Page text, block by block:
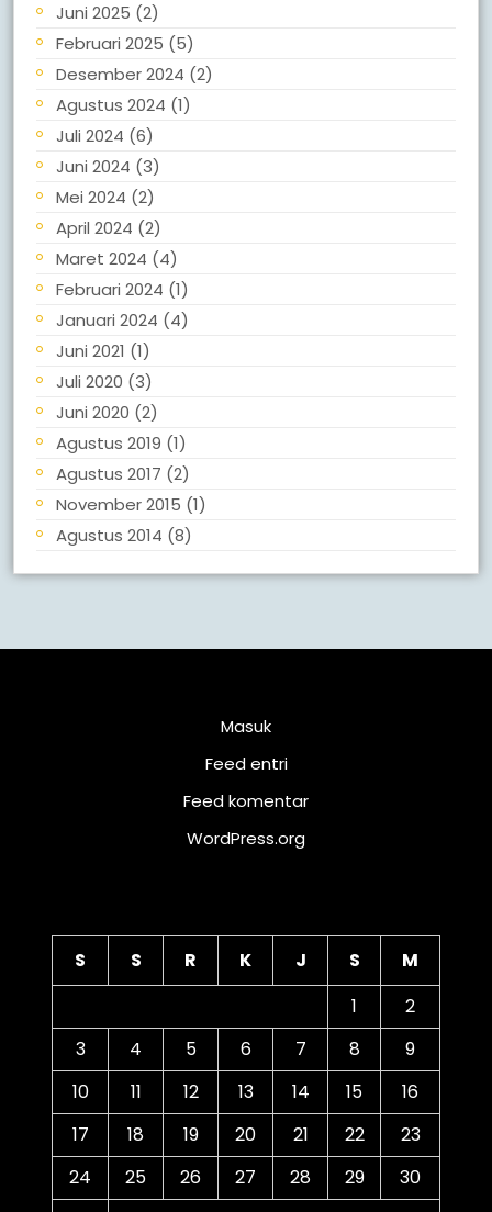
Juni 2025 (2)
Februari 2025 (5)
Desember 2024 (2)
Agustus 2024 (1)
Juli 2024 (6)
Juni 2024 (3)
Mei 2024 (2)
April 2024 (2)
Maret 2024 (4)
Februari 2024 (1)
Januari 2024 (4)
Juni 2021 (1)
Juli 2020 (3)
Juni 2020 (2)
Agustus 2019 (1)
Agustus 2017 (2)
November 2015 (1)
Agustus 2014 (8)
Masuk
Feed entri
Feed komentar
WordPress.org
S S R K J S
M
1
2
3
4 5 6 7 8
9
10
11 12 13 14 15
16
17
18 19 20 21 22
23
24
25 26 27 28 29
30